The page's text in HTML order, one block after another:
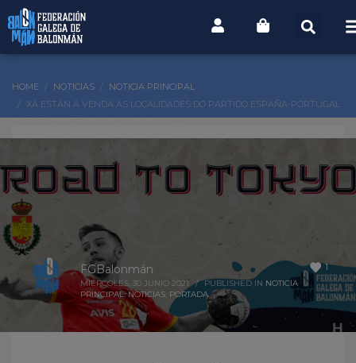
HOME NOTICIAS
NOTICIA PRINCIPAL
XA ESTÁN Á VENDA AS LOCALIDADES DO PARTIDO ESPAÑA-PORTUGAL
1
FGBalonmán
MIÉRCOLES, 30 JUNIO 2021 / PUBLISHED IN NOTICIA
PRINCIPAL,NOTICIAS PORTADA